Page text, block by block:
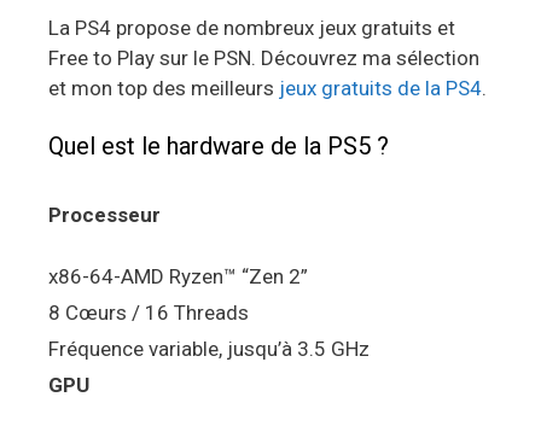
La PS4 propose de nombreux jeux gratuits et
Free to Play sur le PSN. Découvrez ma sélection
et mon top des meilleurs jeux gratuits de la PS4.
Quel est le hardware de la PS5 ?
Processeur
x86-64-AMD Ryzen™ “Zen 2”
8 Cœurs / 16 Threads
Fréquence variable, jusqu’à 3.5 GHz
GPU